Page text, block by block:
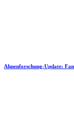
Ahnenforschung-Update: